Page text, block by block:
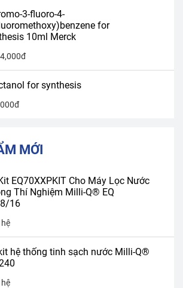
3-fluoro-4-
for
10ml Merck
for synthesis
MỚI
EQ70XXPKIT Cho Máy Lọc Nước
Thí Nghiệm Milli-Q® EQ
16
hệ thống tinh sạch nước Milli-Q®